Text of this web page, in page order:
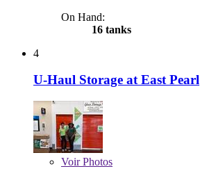
On Hand:
16 tanks
4
U-Haul Storage at East Pearl
VoirPhotos